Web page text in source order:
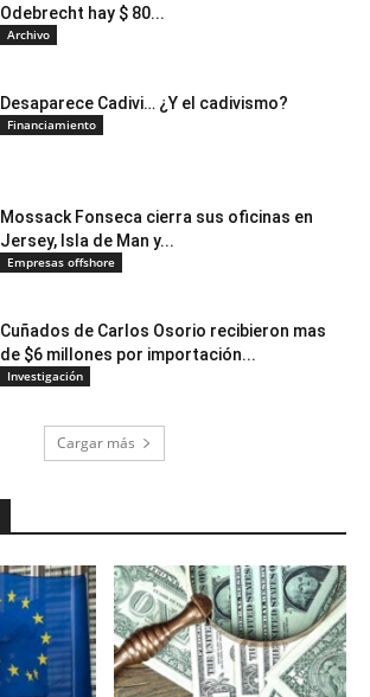
Odebrecht hay $ 80...
Archivo
Desaparece Cadivi… ¿Y el cadivismo?
Financiamiento
Mossack Fonseca cierra sus oficinas en
Jersey, Isla de Man y...
Empresas offshore
Cuñados de Carlos Osorio recibieron mas
de $6 millones por importación...
Investigación
Cargar más